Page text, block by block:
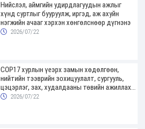
Нийслэл, аймгийн удирдлагуудын ажлыг
хүнд суртлыг бууруулж, иргэд, аж ахуйн
нэгжийн ачааг хэрхэн хөнгөлснөөр дүгнэнэ
2026/07/22
COP17 хурлын үеэрх замын хөдөлгөөн,
нийтийн тээврийн зохицуулалт, сургууль,
цэцэрлэг, зах, худалдааны төвийн ажиллах
хуваарийг гаргаж, иргэдэд мэдээлэхийг
2026/07/22